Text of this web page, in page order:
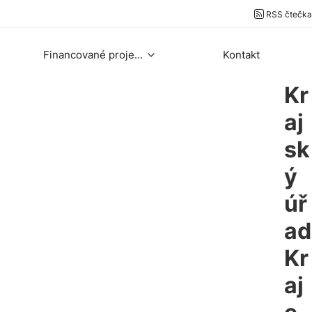
RSS čtečka
Financované projekty Kontakt
Kr
aj
sk
ý
úř
ad
Kr
aj